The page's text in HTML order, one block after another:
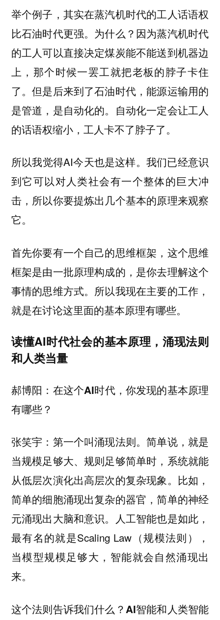
举个例子，其实在蒸汽机时代的工人话语权
比石油时代更强。为什么？因为蒸汽机时代
的工人可以直接决定煤炭能不能送到机器边
上，那个时候一罢工就把老板的脖子卡住
了。但是后来到了石油时代，能源运输用的
是管道，是自动化的。自动化一定会让工人
的话语权缩小，工人卡不了脖子了。
所以我觉得AI今天也是这样。我们已经意识
到它可以对人类社会有一个整体的巨大冲
击，所以你要提炼出几个基本的原理来观察
它。
首先你要有一个自己的思维框架，这个思维
框架是由一批原理构成的，是你去理解这个
事情的思维方式。所以我现在主要的工作，
就是在讨论这里面的基本原理有哪些。
读懂AI时代社会的基本原理，涌现法则
和人类当量
郝博阳：在这个AI时代，你发现的基本原理
有哪些？
张笑宇：第一个叫涌现法则。简单说，就是
当规模足够大、规则足够简单时，系统就能
从低层次演化出高层次的复杂现象。比如，
简单的细胞涌现出复杂的器官，简单的神经
元涌现出大脑和意识。人工智能也是如此，
最有名的就是Scaling Law（规模法则），
当模型规模足够大，智能就会自然涌现出
来。
这个法则告诉我们什么？AI智能和人类智能